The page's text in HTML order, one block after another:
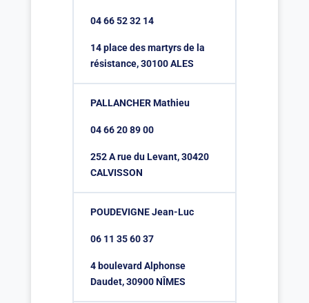
04 66 52 32 14
14 place des martyrs de la
résistance, 30100 ALES
PALLANCHER Mathieu
04 66 20 89 00
252 A rue du Levant, 30420
CALVISSON
POUDEVIGNE Jean-Luc
06 11 35 60 37
4 boulevard Alphonse
Daudet, 30900 NÎMES